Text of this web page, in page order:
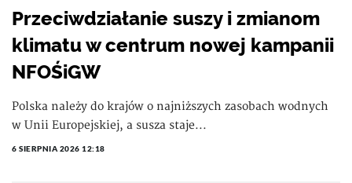
Przeciwdziałanie suszy i zmianom
klimatu w centrum nowej kampanii
NFOŚiGW
Polska należy do krajów o najniższych zasobach wodnych
w Unii Europejskiej, a susza staje...
6 SIERPNIA 2026 12:18